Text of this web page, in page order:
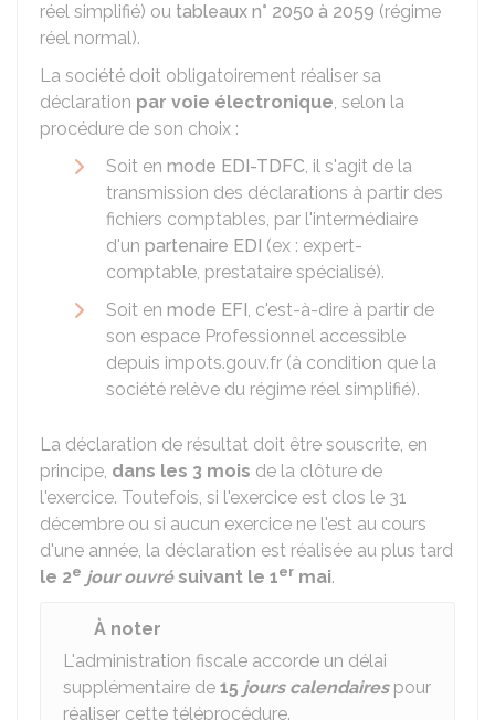
réel simplifié) ou tableaux n° 2050 à 2059 (régime
réel normal).
La société doit obligatoirement réaliser sa
déclaration par voie électronique, selon la
procédure de son choix :
Soit en mode EDI-TDFC, il s'agit de la
transmission des déclarations à partir des
fichiers comptables, par l'intermédiaire
d'un partenaire EDI (ex : expert-
comptable, prestataire spécialisé).
Soit en mode EFI, c'est-à-dire à partir de
son espace Professionnel accessible
depuis impots.gouv.fr (à condition que la
société relève du régime réel simplifié).
La déclaration de résultat doit être souscrite, en
principe, dans les 3 mois de la clôture de
l'exercice. Toutefois, si l'exercice est clos le 31
décembre ou si aucun exercice ne l'est au cours
d'une année, la déclaration est réalisée au plus tard
le 2e jour ouvrésuivant le 1er mai.
À noter
L'administration fiscale accorde un délai
supplémentaire de 15 jours calendaires pour
réaliser cette téléprocédure.